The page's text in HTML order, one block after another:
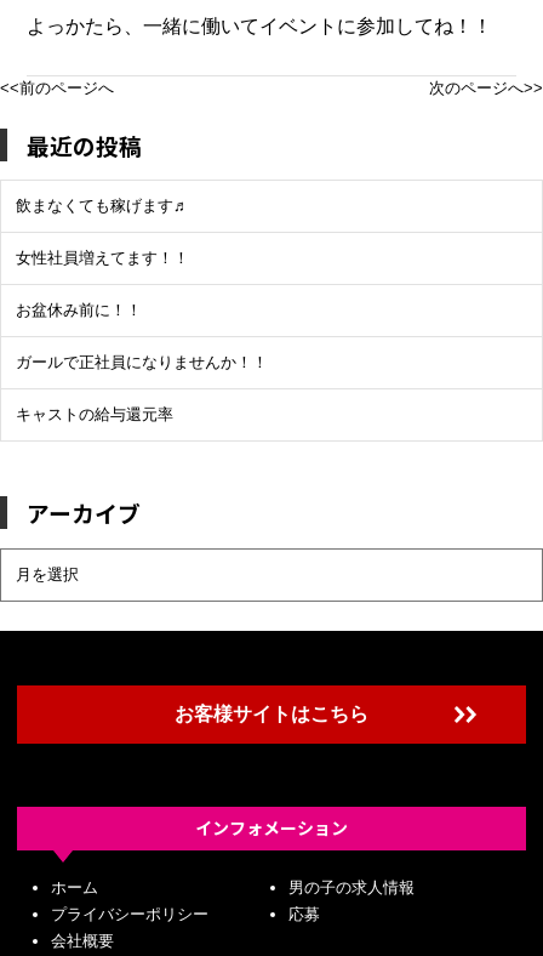
よっかたら、一緒に働いてイベントに参加してね！！
<<前のページへ 次のページへ>>
最近の投稿
飲まなくても稼げます♬
女性社員増えてます！！
お盆休み前に！！
ガールで正社員になりませんか！！
キャストの給与還元率
アーカイブ
ー
イ
お客様サイトはこちら
インフォメーション
ホーム
男の子の求人情報
プライバシーポリシー
応募
会社概要